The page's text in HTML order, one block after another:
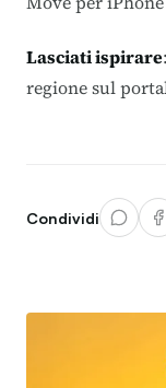
Lasciati ispirare
regione sul
Condividi